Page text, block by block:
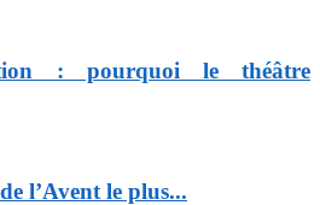
: pourquoi le théâtre
l’Avent le plus...